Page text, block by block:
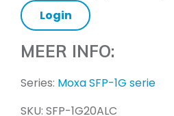
Login
MEER INFO:
Series: Moxa SFP-1G serie
SKU: SFP-1G20ALC